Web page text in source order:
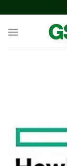
content